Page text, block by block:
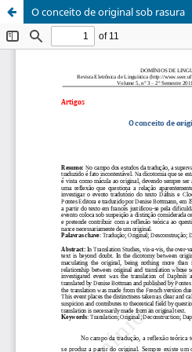
O conceito de original sob rasura